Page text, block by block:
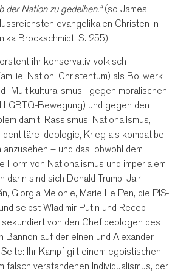
der Nation zu gedeihen.“(so James
evangelikalen Christen in
Brockschmidt, S. 255)
ihr konservativ-völkisch
Nation, Christentum) als Bollwerk
„Multikulturalismus“, gegen moralischen
LGBTQ-Bewegung) und gegen den
damit, Rassismus, Nationalismus,
Ideologie, Krieg als kompatibel
– und das, obwohl dem
Form von Nationalismus und imperialem
darin sind sich Donald Trump, Jair
Giorgia Melonie, Marie Le Pen, die PIS-
selbst Wladimir Putin und Recep
sekundiert von den Chefideologen des
Bannon auf der einen und Alexander
Ihr Kampf gilt einem egoistischen
falsch verstandenen Individualismus, der